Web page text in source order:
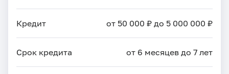
Кредит от 50 000 ₽ до 5 000 000 ₽
Срок кредита от 6 месяцев до 7 лет